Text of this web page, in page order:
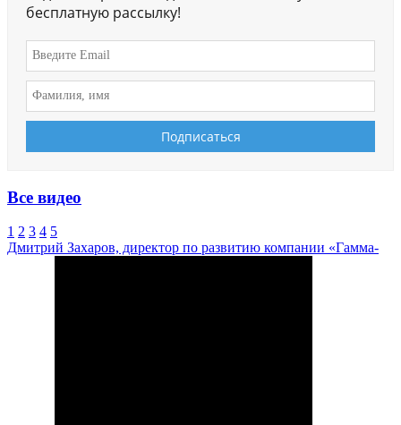
бесплатную рассылку!
Все видео
1 2 3 4 5
Дмитрий Захаров, директор по развитию компании «Гамма-